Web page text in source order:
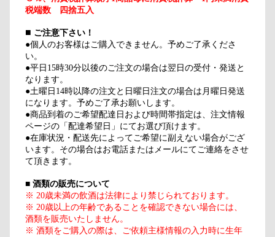
税端数 四捨五入
■ ご注意下さい！
●個人のお客様はご購入できません。予めご了承くださ
い。
●平日15時30分以後のご注文の場合は翌日の受付・発送と
なります。
●土曜日14時以降の注文と日曜日注文の場合は月曜日発送
になります。予めご了承お願いします。
●商品到着のご希望配達日および時間帯指定は、注文情報
ページの「配達希望日」にてお選び頂けます。
●在庫状況・配送先によってご希望に副えない場合がござ
います。その場合はお電話またはメールにてご連絡をさせ
て頂きます。
■ 酒類の販売について
※ 20歳未満の飲酒は法律により禁じられております。
※ 20歳以上の年齢であることを確認できない場合には、
酒類を販売いたしません。
※ 酒類をご購入の際は、ご依頼主様情報の入力時に生年